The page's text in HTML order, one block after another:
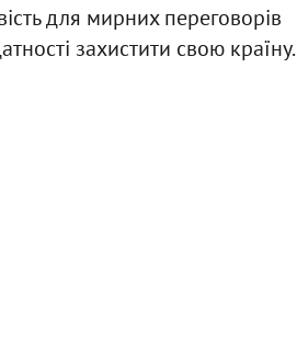
для мирних переговорів
захистити свою країну.